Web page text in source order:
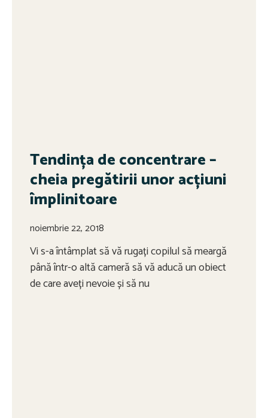
Tendința de concentrare –
cheia pregătirii unor acțiuni
împlinitoare
noiembrie 22, 2018
Vi s-a întâmplat să vă rugați copilul să meargă
până într-o altă cameră să vă aducă un obiect
de care aveți nevoie și să nu